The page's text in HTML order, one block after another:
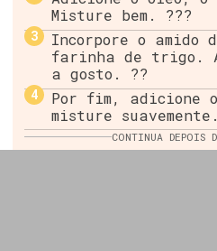
Misture bem. ???
Incorpore o amido
farinha de trigo.
a gosto. ??
Por fim, adicione
misture
CONTINUA DEPOIS